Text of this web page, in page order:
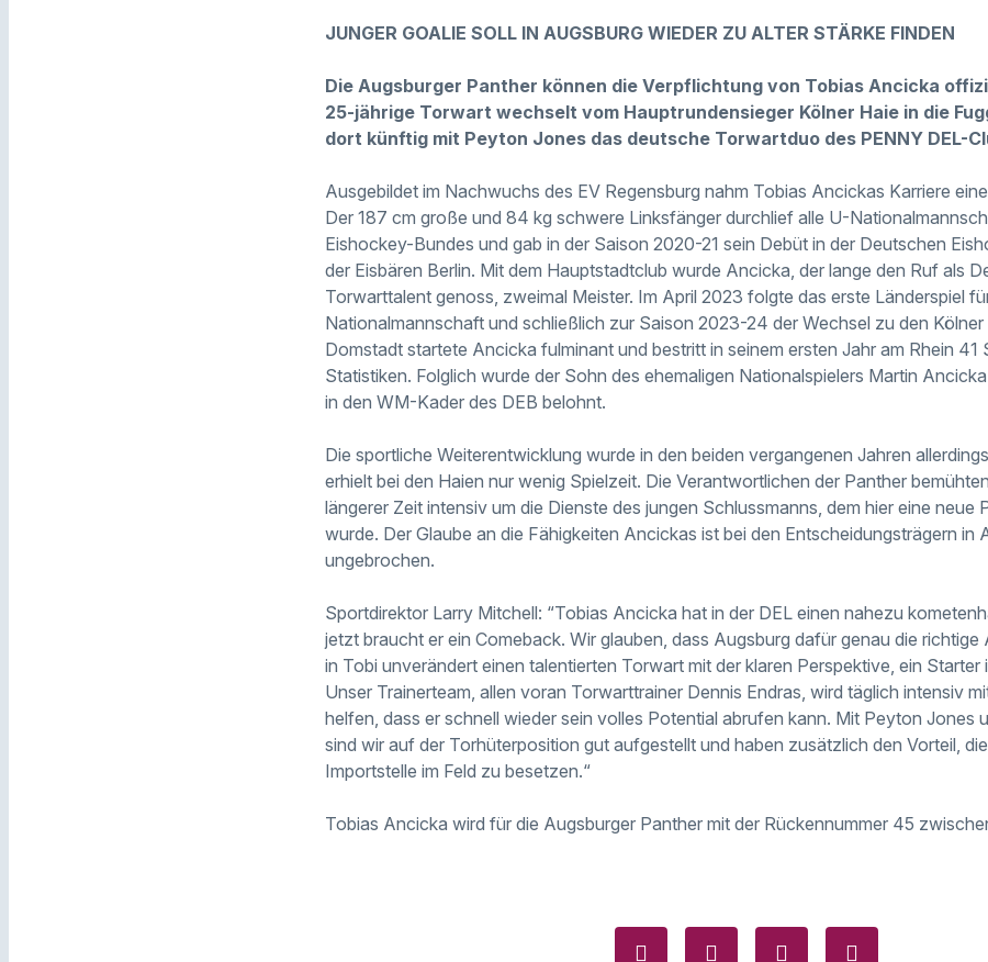
JUNGER GOALIE SOLL IN AUGSBURG WIEDER ZU ALTER STÄRKE FINDEN
Die Augsburger Panther können die Verpflichtung von Tobias Ancicka
25-jährige Torwart wechselt vom Hauptrundensieger Kölner Haie in die
dort künftig mit Peyton Jones das deutsche Torwartduo des PENNY DEL-
Ausgebildet im Nachwuchs des EV Regensburg nahm Tobias Ancickas Karriere
Der 187 cm große und 84 kg schwere Linksfänger durchlief alle U-
Eishockey-Bundes und gab in der Saison 2020-21 sein Debüt in der Deutschen
der Eisbären Berlin. Mit dem Hauptstadtclub wurde Ancicka, der lange den Ruf als
Torwarttalent genoss, zweimal Meister. Im April 2023 folgte das erste Länderspiel
Nationalmannschaft und schließlich zur Saison 2023-24 der Wechsel zu den
Domstadt startete Ancicka fulminant und bestritt in seinem ersten Jahr am Rhein 41
Statistiken. Folglich wurde der Sohn des ehemaligen Nationalspielers Martin
in den WM-Kader des DEB belohnt.
Die sportliche Weiterentwicklung wurde in den beiden vergangenen Jahren
erhielt bei den Haien nur wenig Spielzeit. Die Verantwortlichen der Panther
längerer Zeit intensiv um die Dienste des jungen Schlussmanns, dem hier eine neue
wurde. Der Glaube an die Fähigkeiten Ancickas ist bei den Entscheidungsträgern in
ungebrochen.
Sportdirektor Larry Mitchell: “Tobias Ancicka hat in der DEL einen nahezu
jetzt braucht er ein Comeback. Wir glauben, dass Augsburg dafür genau die richtige
in Tobi unverändert einen talentierten Torwart mit der klaren Perspektive, ein Starter
Unser Trainerteam, allen voran Torwarttrainer Dennis Endras, wird täglich intensiv
helfen, dass er schnell wieder sein volles Potential abrufen kann. Mit Peyton Jones
sind wir auf der Torhüterposition gut aufgestellt und haben zusätzlich den Vorteil,
Importstelle im Feld zu besetzen.“
Tobias Ancicka wird für die Augsburger Panther mit der Rückennummer 45